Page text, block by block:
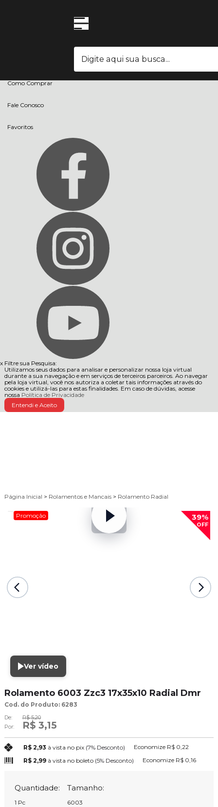
Como Comprar
Fale Conosco
Favoritos
x Filtre sua Pesquisa:
Utilizamos seus dados para analisar e personalizar nossa loja virtual
durante a sua navegação e em serviços de terceiros parceiros. Ao navegar
pela loja virtual, você nos autoriza a coletar tais informações através do
cookies e utilizá-las para estas finalidades. Em caso de dúvidas, acesse
nossa Política de Privacidade
Entendi e Aceito
Página Inicial > Rolamentos e Mancais > Rolamento Radial
Promoção 39%
OFF
Ver vídeo
Rolamento 6003 Zzc3 17x35x10 Radial Dmr
Cod. do Produto: 6283
De:
R$ 5,20
Por:
R$ 3,15
R$ 2,93 à vista no pix (7% Desconto) Economize R$ 0,22
R$ 2,99 à vista no boleto (5% Desconto) Economize R$ 0,16
Quantidade:
1 Pc
Tamanho:
6003